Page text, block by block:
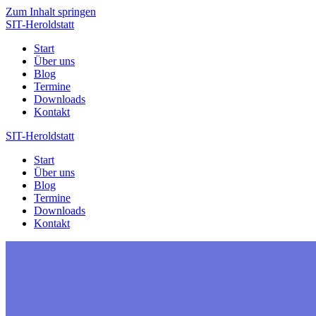
Zum Inhalt springen
SIT-Heroldstatt
Start
Über uns
Blog
Termine
Downloads
Kontakt
SIT-Heroldstatt
Start
Über uns
Blog
Termine
Downloads
Kontakt